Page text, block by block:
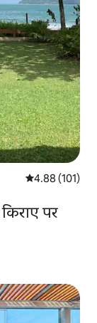
औसत रेटिंग 5 में से
4.88 (101)
पर